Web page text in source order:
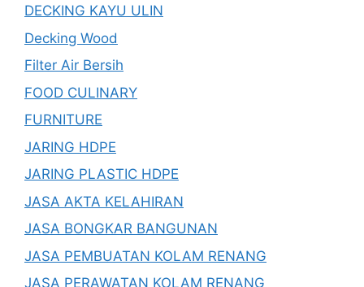
DECKING KAYU ULIN
Decking Wood
Filter Air Bersih
FOOD CULINARY
FURNITURE
JARING HDPE
JARING PLASTIC HDPE
JASA AKTA KELAHIRAN
JASA BONGKAR BANGUNAN
JASA PEMBUATAN KOLAM RENANG
JASA PERAWATAN KOLAM RENANG